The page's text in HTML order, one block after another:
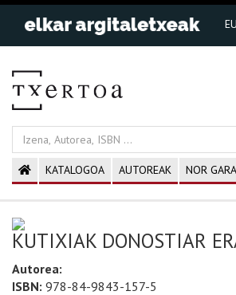
EU
KATALOGOA AUTOREAK NOR GARA
KUTIXIAK DONOSTIAR
Autorea:
ISBN: 978-84-9843-157-5